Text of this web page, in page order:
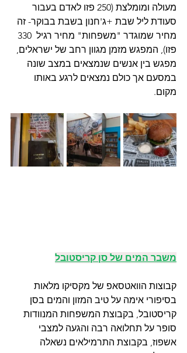
מעולה ומומלצת (250 פזו לאדם בעבור
סעודת ליל שבת +ג'חנון בשבת בבוקר- זה
פזו), המפגש מזמן מגוון רחב של ישראלים,
מפגש בין אנשים שנמצאים במצב שונה
במסעם אך כולם נמצאים לרגע באותו
מקום.
משבר המים של סן קריסטובל
קבוצות הוואטסאפ של מקסיקו מלאות
בסיפורי אימה על טיב המזון והמים בסן
קריסטובל, בקבוצת המשפחות המנוודות
סופר על תחלואה רבה והגעה למצבי
אשפוז, בקבוצת התרמילאים נשאלה